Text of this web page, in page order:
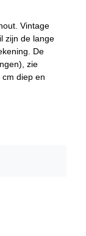
Vintage
zijn de lange
De
zie
diep en